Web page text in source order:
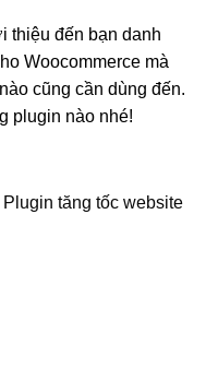
thiệu đến bạn danh
Woocommerce mà
cũng cần dùng đến.
plugin nào nhé!
tăng tốc website